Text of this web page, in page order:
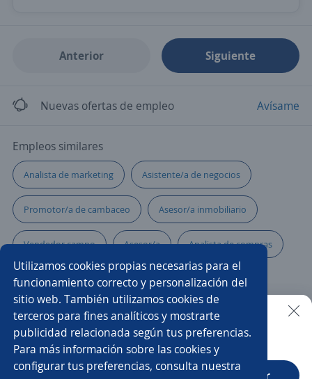
Anterior Siguiente
Nuevas ofertas de empleo Avísame
Empleos similares
Analista de marketing Asistente/a de negocios
Promotor/a de cambaceo Asesor/a inmobiliario
Vendedor campo Asesor/a Analista de compras
Asesor/a de ventas Asesor/a de belleza
Atención al cliente Asesor/a telefónico
Asesor/a comercial Asesor/a de negocios
Buscar es más fácil en la app
CT App Abrir
Utilizamos cookies propias necesarias para el
funcionamiento correcto y personalización del
sitio web. También utilizamos cookies de
terceros para fines analíticos y mostrarte
publicidad relacionada según tus preferencias.
Para más información sobre las cookies y
configurar tus preferencias, consulta nuestra